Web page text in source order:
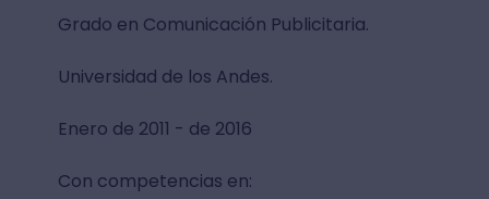
Grado en Comunicación Publicitaria.
Universidad de los Andes.
Enero de 2011 - de 2016
Con competencias en: